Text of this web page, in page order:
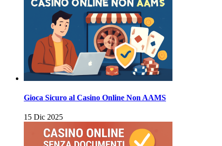
Gioca Sicuro al Casino Online Non AAMS
15 Dic 2025